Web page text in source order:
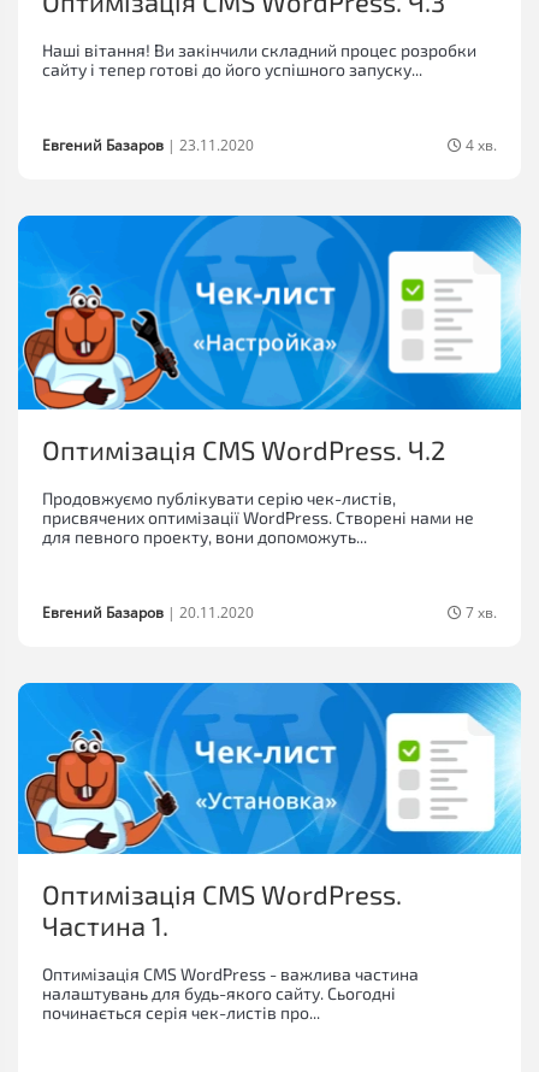
Наші вітання! Ви закінчили складний процес розробки
сайту і тепер готові до його успішного запуску...
Евгений Базаров | 23.11.2020 4 хв.
Оптимізація CMS WordPress. Ч.2
Продовжуємо публікувати серію чек-листів,
присвячених оптимізації WordPress. Створені нами не
для певного проекту, вони допоможуть...
Евгений Базаров | 20.11.2020 7 хв.
Оптимізація CMS WordPress.
Частина 1.
Оптимізація CMS WordPress - важлива частина
налаштувань для будь-якого сайту. Сьогодні
починається серія чек-листів про...